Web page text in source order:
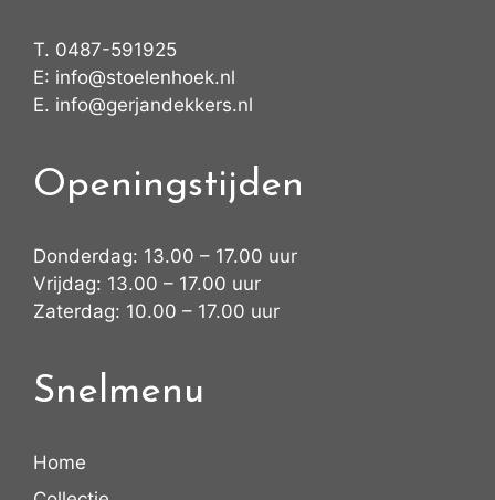
T. 0487-591925
E: info@stoelenhoek.nl
E. info@gerjandekkers.nl
Openingstijden
Donderdag: 13.00 – 17.00 uur
Vrijdag: 13.00 – 17.00 uur
Zaterdag: 10.00 – 17.00 uur
Snelmenu
Home